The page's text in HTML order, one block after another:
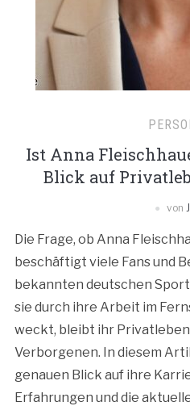
Ist Anna
Blick auf
von
Die Frage, ob Anna
beschäftigt viele Fans und
bekannten deutschen
sie durch ihre Arbeit im
weckt, bleibt ihr
Verborgenen. In diesem
genauen Blick auf ihre
Erfahrungen und die